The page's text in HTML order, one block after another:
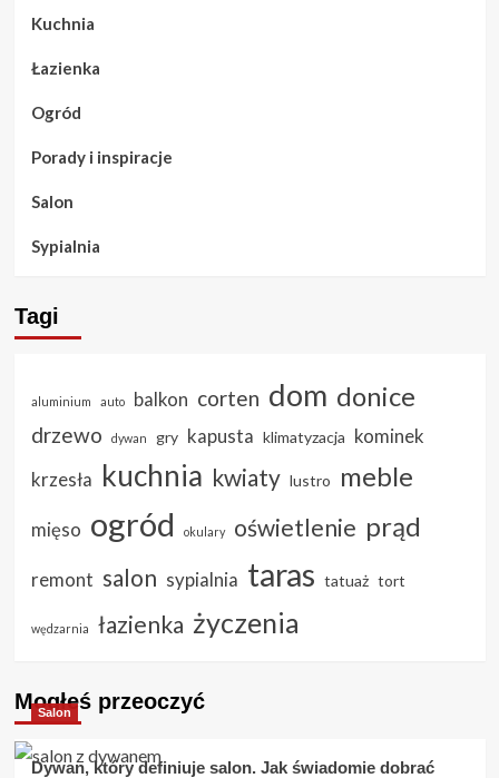
Kuchnia
Łazienka
Ogród
Porady i inspiracje
Salon
Sypialnia
Tagi
aluminium auto balkon corten dom donice
drzewo dywan gry kapusta klimatyzacja kominek
krzesła kuchnia kwiaty lustro meble
mięso ogród okulary oświetlenie prąd
remont salon sypialnia taras tatuaż tort
wędzarnia łazienka życzenia
Mogłeś przeoczyć
Salon
Dywan, który definiuje salon. Jak świadomie dobrać